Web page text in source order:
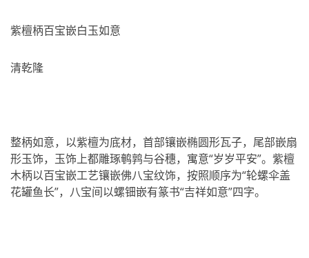
紫檀柄百宝嵌白玉如意
清乾隆
整柄如意，以紫檀为底材，首部镶嵌椭圆形瓦子，尾部嵌扇
形玉饰，玉饰上都雕琢鹌鹑与谷穗，寓意“岁岁平安”。紫檀
木柄以百宝嵌工艺镶嵌佛八宝纹饰，按照顺序为“轮螺伞盖
花罐鱼长”，八宝间以螺钿嵌有篆书“吉祥如意”四字。